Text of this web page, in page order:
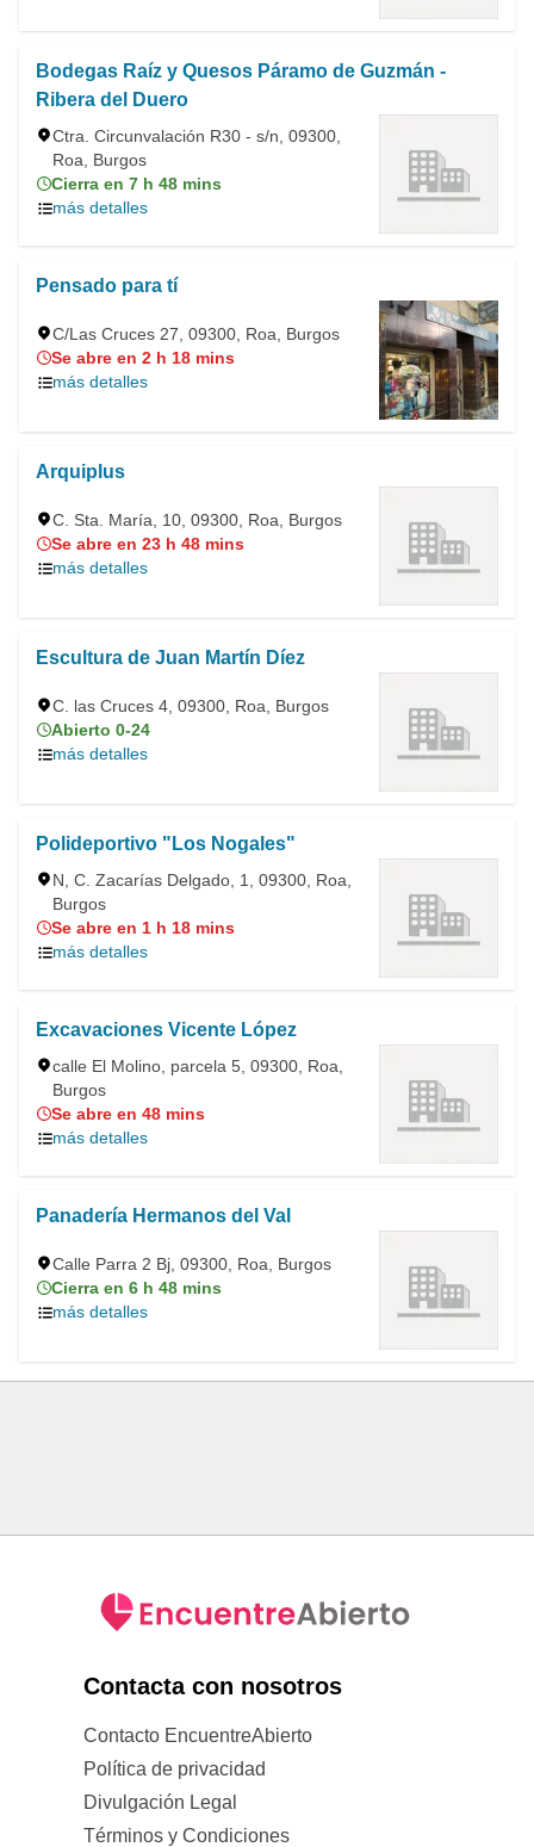
Bodegas Raíz y Quesos Páramo de Guzmán -
Ribera del Duero
Ctra. Circunvalación R30 - s/n, 09300,
Roa, Burgos
Cierra en 7 h 48 mins
más detalles
Pensado para tí
C/Las Cruces 27, 09300, Roa, Burgos
Se abre en 2 h 18 mins
más detalles
Arquiplus
C. Sta. María, 10, 09300, Roa, Burgos
Se abre en 23 h 48 mins
más detalles
Escultura de Juan Martín Díez
C. las Cruces 4, 09300, Roa, Burgos
Abierto 0-24
más detalles
Polideportivo "Los Nogales"
N, C. Zacarías Delgado, 1, 09300, Roa,
Burgos
Se abre en 1 h 18 mins
más detalles
Excavaciones Vicente López
calle El Molino, parcela 5, 09300, Roa,
Burgos
Se abre en 48 mins
más detalles
Panadería Hermanos del Val
Calle Parra 2 Bj, 09300, Roa, Burgos
Cierra en 6 h 48 mins
más detalles
Contacta con nosotros
Contacto EncuentreAbierto
Política de privacidad
Divulgación Legal
Términos y Condiciones